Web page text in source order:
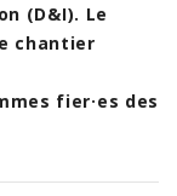
(D&I). Le
chantier
fier·es des